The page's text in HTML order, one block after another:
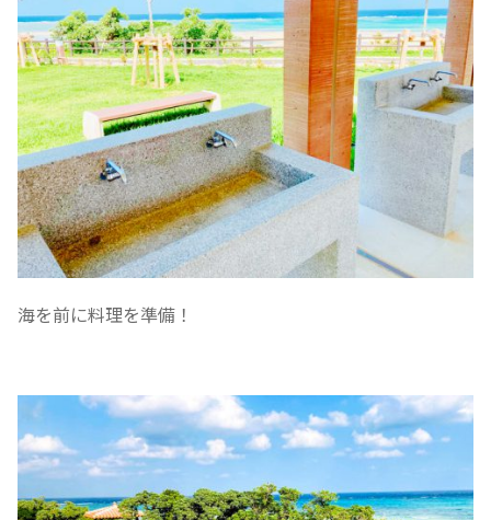
海を前に料理を準備！